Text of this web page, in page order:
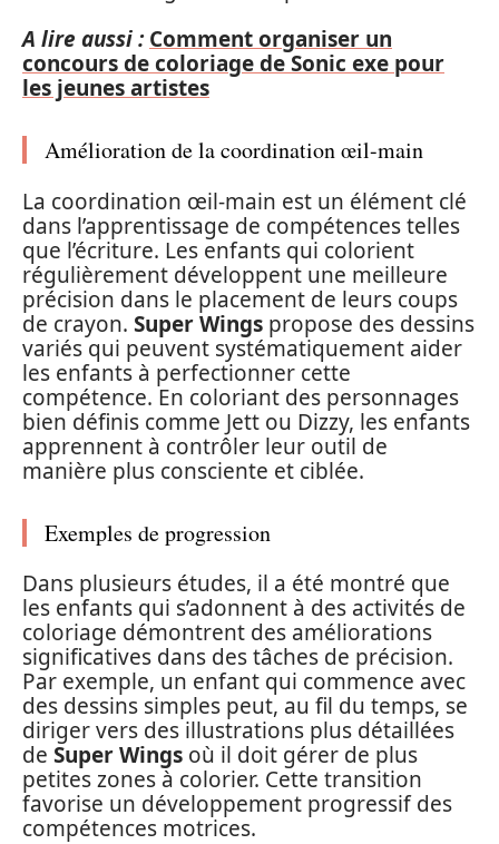
A lire aussi : Comment organiser un
concours de coloriage de Sonic exe pour
les jeunes artistes
Amélioration de la coordination œil-main
La coordination œil-main est un élément clé
dans l’apprentissage de compétences telles
que l’écriture. Les enfants qui colorient
régulièrement développent une meilleure
précision dans le placement de leurs coups
de crayon. Super Wings propose des dessins
variés qui peuvent systématiquement aider
les enfants à perfectionner cette
compétence. En coloriant des personnages
bien définis comme Jett ou Dizzy, les enfants
apprennent à contrôler leur outil de
manière plus consciente et ciblée.
Exemples de progression
Dans plusieurs études, il a été montré que
les enfants qui s’adonnent à des activités de
coloriage démontrent des améliorations
significatives dans des tâches de précision.
Par exemple, un enfant qui commence avec
des dessins simples peut, au fil du temps, se
diriger vers des illustrations plus détaillées
de Super Wings où il doit gérer de plus
petites zones à colorier. Cette transition
favorise un développement progressif des
compétences motrices.